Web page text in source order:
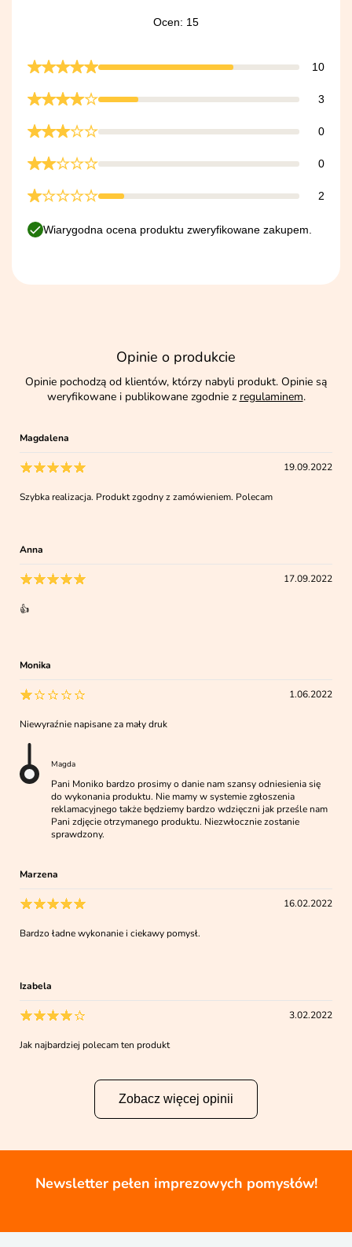
Ocen: 15
10
3
0
0
2
Wiarygodna ocena produktu zweryfikowane zakupem.
Opinie o produkcie
Opinie pochodzą od klientów, którzy nabyli produkt. Opinie są
weryfikowane i publikowane zgodnie z regulaminem.
Magdalena
19.09.2022
Szybka realizacja. Produkt zgodny z zamówieniem. Polecam
Anna
17.09.2022
👍
Monika
1.06.2022
Niewyraźnie napisane za mały druk
Magda
Pani Moniko bardzo prosimy o danie nam szansy odniesienia się
do wykonania produktu. Nie mamy w systemie zgłoszenia
reklamacyjnego także będziemy bardzo wdzięczni jak prześle nam
Pani zdjęcie otrzymanego produktu. Niezwłocznie zostanie
sprawdzony.
Marzena
16.02.2022
Bardzo ładne wykonanie i ciekawy pomysł.
Izabela
3.02.2022
Jak najbardziej polecam ten produkt
Zobacz więcej opinii
Newsletter pełen imprezowych pomysłów!